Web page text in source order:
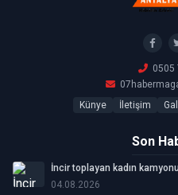
0505
Künye
İletişim
Son
İncir toplayan kadın
04.08.2026